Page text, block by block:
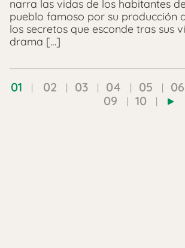
narra las vidas de los habitantes
pueblo famoso por su producción
los secretos que esconde tras sus
drama […]
01 02 03 04 05 06
09
10